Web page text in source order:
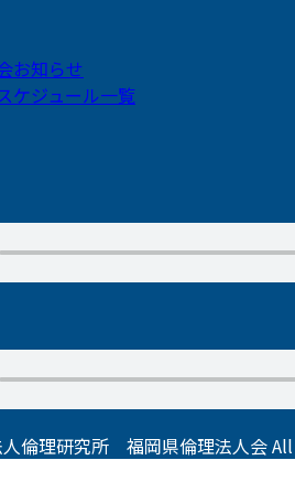
お知らせ
ケジュール一覧
倫理研究所 福岡県倫理法人会 All